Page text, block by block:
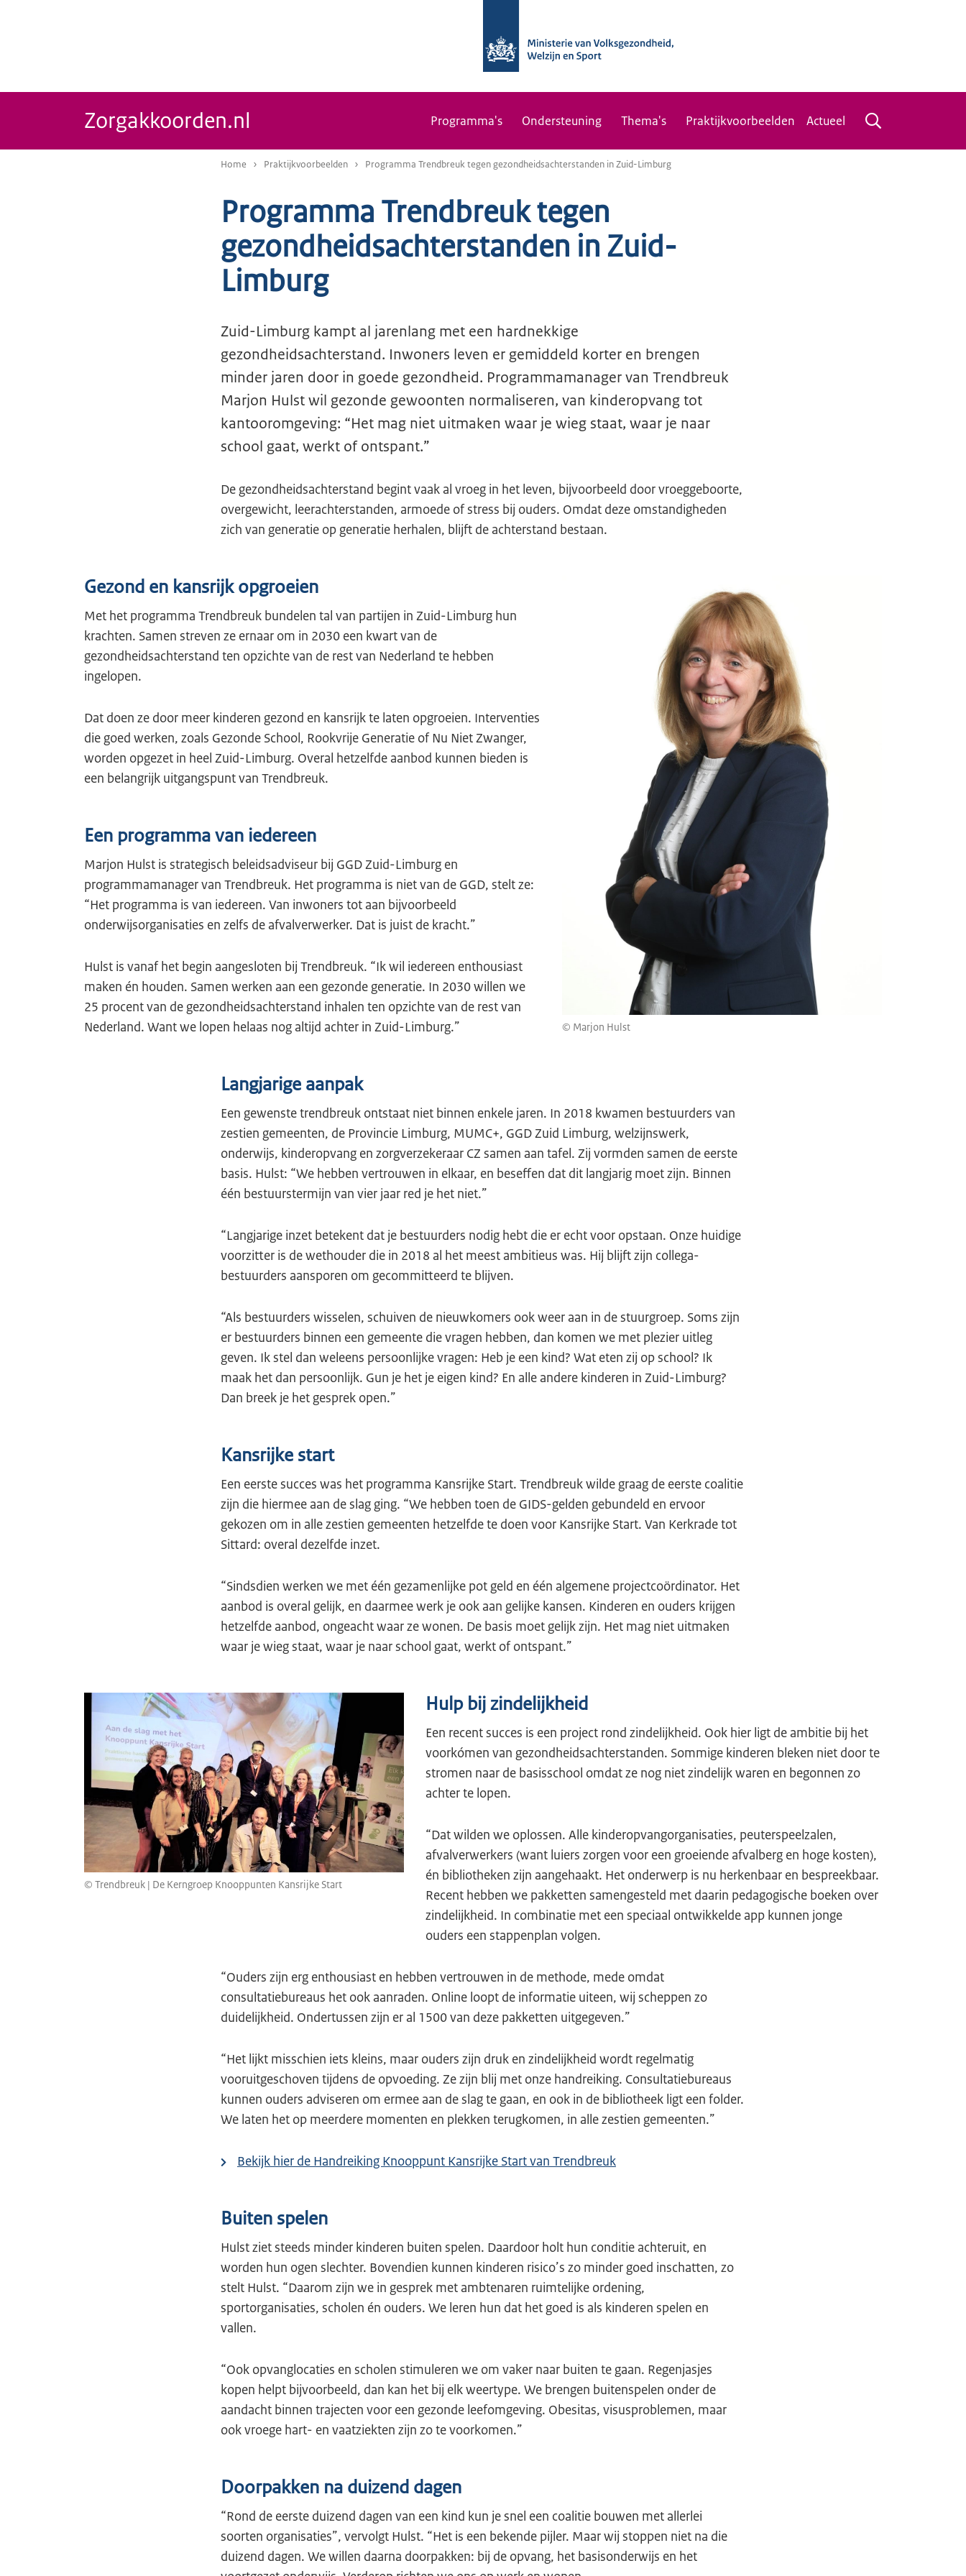
Zorgakkoorden.nl Programma's Ondersteuning Thema's Praktijkvoorbeelden Actueel
Home Praktijkvoorbeelden Programma Trendbreuk tegen gezondheidsachterstanden in Zuid-Limburg
Programma Trendbreuk tegen
gezondheidsachterstanden in Zuid-
Limburg
Zuid-Limburg kampt al jarenlang met een hardnekkige
gezondheidsachterstand. Inwoners leven er gemiddeld korter en brengen
minder jaren door in goede gezondheid. Programmamanager van Trendbreuk
Marjon Hulst wil gezonde gewoonten normaliseren, van kinderopvang tot
kantooromgeving: “Het mag niet uitmaken waar je wieg staat, waar je naar
school gaat, werkt of ontspant.”
De gezondheidsachterstand begint vaak al vroeg in het leven, bijvoorbeeld door vroeggeboorte,
overgewicht, leerachterstanden, armoede of stress bij ouders. Omdat deze omstandigheden
zich van generatie op generatie herhalen, blijft de achterstand bestaan.
© Marjon Hulst
Gezond en kansrijk opgroeien
Met het programma Trendbreuk bundelen tal van partijen in Zuid-Limburg hun
krachten. Samen streven ze ernaar om in 2030 een kwart van de
gezondheidsachterstand ten opzichte van de rest van Nederland te hebben
ingelopen.
Dat doen ze door meer kinderen gezond en kansrijk te laten opgroeien. Interventies
die goed werken, zoals Gezonde School, Rookvrije Generatie of Nu Niet Zwanger,
worden opgezet in heel Zuid-Limburg. Overal hetzelfde aanbod kunnen bieden is
een belangrijk uitgangspunt van Trendbreuk.
Een programma van iedereen
Marjon Hulst is strategisch beleidsadviseur bij GGD Zuid-Limburg en
programmamanager van Trendbreuk. Het programma is niet van de GGD, stelt ze:
“Het programma is van iedereen. Van inwoners tot aan bijvoorbeeld
onderwijsorganisaties en zelfs de afvalverwerker. Dat is juist de kracht.”
Hulst is vanaf het begin aangesloten bij Trendbreuk. “Ik wil iedereen enthousiast
maken én houden. Samen werken aan een gezonde generatie. In 2030 willen we
25 procent van de gezondheidsachterstand inhalen ten opzichte van de rest van
Nederland. Want we lopen helaas nog altijd achter in Zuid-Limburg.”
Langjarige aanpak
Een gewenste trendbreuk ontstaat niet binnen enkele jaren. In 2018 kwamen bestuurders van
zestien gemeenten, de Provincie Limburg, MUMC+, GGD Zuid Limburg, welzijnswerk,
onderwijs, kinderopvang en zorgverzekeraar CZ samen aan tafel. Zij vormden samen de eerste
basis. Hulst: “We hebben vertrouwen in elkaar, en beseffen dat dit langjarig moet zijn. Binnen
één bestuurstermijn van vier jaar red je het niet.”
“Langjarige inzet betekent dat je bestuurders nodig hebt die er echt voor opstaan. Onze huidige
voorzitter is de wethouder die in 2018 al het meest ambitieus was. Hij blijft zijn collega-
bestuurders aansporen om gecommitteerd te blijven.
“Als bestuurders wisselen, schuiven de nieuwkomers ook weer aan in de stuurgroep. Soms zijn
er bestuurders binnen een gemeente die vragen hebben, dan komen we met plezier uitleg
geven. Ik stel dan weleens persoonlijke vragen: Heb je een kind? Wat eten zij op school? Ik
maak het dan persoonlijk. Gun je het je eigen kind? En alle andere kinderen in Zuid-Limburg?
Dan breek je het gesprek open.”
Kansrijke start
Een eerste succes was het programma Kansrijke Start. Trendbreuk wilde graag de eerste coalitie
zijn die hiermee aan de slag ging. “We hebben toen de GIDS-gelden gebundeld en ervoor
gekozen om in alle zestien gemeenten hetzelfde te doen voor Kansrijke Start. Van Kerkrade tot
Sittard: overal dezelfde inzet.
“Sindsdien werken we met één gezamenlijke pot geld en één algemene projectcoördinator. Het
aanbod is overal gelijk, en daarmee werk je ook aan gelijke kansen. Kinderen en ouders krijgen
hetzelfde aanbod, ongeacht waar ze wonen. De basis moet gelijk zijn. Het mag niet uitmaken
waar je wieg staat, waar je naar school gaat, werkt of ontspant.”
© Trendbreuk | De Kerngroep Knooppunten Kansrijke Start
Hulp bij zindelijkheid
Een recent succes is een project rond zindelijkheid. Ook hier ligt de ambitie bij het
voorkómen van gezondheidsachterstanden. Sommige kinderen bleken niet door te
stromen naar de basisschool omdat ze nog niet zindelijk waren en begonnen zo
achter te lopen.
“Dat wilden we oplossen. Alle kinderopvangorganisaties, peuterspeelzalen,
afvalverwerkers (want luiers zorgen voor een groeiende afvalberg en hoge kosten),
én bibliotheken zijn aangehaakt. Het onderwerp is nu herkenbaar en bespreekbaar.
Recent hebben we pakketten samengesteld met daarin pedagogische boeken over
zindelijkheid. In combinatie met een speciaal ontwikkelde app kunnen jonge
ouders een stappenplan volgen.
“Ouders zijn erg enthousiast en hebben vertrouwen in de methode, mede omdat
consultatiebureaus het ook aanraden. Online loopt de informatie uiteen, wij scheppen zo
duidelijkheid. Ondertussen zijn er al 1500 van deze pakketten uitgegeven.”
“Het lijkt misschien iets kleins, maar ouders zijn druk en zindelijkheid wordt regelmatig
vooruitgeschoven tijdens de opvoeding. Ze zijn blij met onze handreiking. Consultatiebureaus
kunnen ouders adviseren om ermee aan de slag te gaan, en ook in de bibliotheek ligt een folder.
We laten het op meerdere momenten en plekken terugkomen, in alle zestien gemeenten.”
Bekijk hier de Handreiking Knooppunt Kansrijke Start van Trendbreuk
Buiten spelen
Hulst ziet steeds minder kinderen buiten spelen. Daardoor holt hun conditie achteruit, en
worden hun ogen slechter. Bovendien kunnen kinderen risico’s zo minder goed inschatten, zo
stelt Hulst. “Daarom zijn we in gesprek met ambtenaren ruimtelijke ordening,
sportorganisaties, scholen én ouders. We leren hun dat het goed is als kinderen spelen en
vallen.
“Ook opvanglocaties en scholen stimuleren we om vaker naar buiten te gaan. Regenjasjes
kopen helpt bijvoorbeeld, dan kan het bij elk weertype. We brengen buitenspelen onder de
aandacht binnen trajecten voor een gezonde leefomgeving. Obesitas, visusproblemen, maar
ook vroege hart- en vaatziekten zijn zo te voorkomen.”
Doorpakken na duizend dagen
“Rond de eerste duizend dagen van een kind kun je snel een coalitie bouwen met allerlei
soorten organisaties”, vervolgt Hulst. “Het is een bekende pijler. Maar wij stoppen niet na die
duizend dagen. We willen daarna doorpakken: bij de opvang, het basisonderwijs en het